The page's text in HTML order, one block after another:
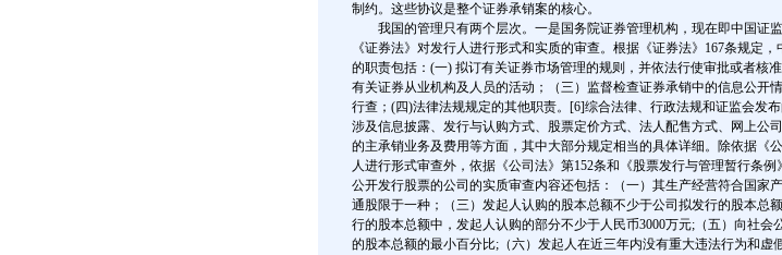
制约。这些协议是整个证券承销案的核心。
我国的管理只有两个层次。一是国务院证券管理机构，现在即中国证
《证券法》对发行人进行形式和实质的审查。根据《证券法》167条规定
的职责包括：(一) 拟订有关证券市场管理的规则，并依法行使审批或者核
有关证券从业机构及人员的活动；（三）监督检查证券承销中的信息公开
行查；(四)法律法规规定的其他职责。[6]综合法律、行政法规和证监会发
涉及信息披露、发行与认购方式、股票定价方式、法人配售方式、网上公
的主承销业务及费用等方面，其中大部分规定相当的具体详细。除依据《
人进行形式审查外，依据《公司法》第152条和《股票发行与管理暂行条
公开发行股票的公司的实质审查内容还包括：（一）其生产经营符合国家
通股限于一种；（三）发起人认购的股本总额不少于公司拟发行的股本总
行的股本总额中，发起人认购的部分不少于人民币3000万元;（五）向社会
的股本总额的最小百分比;（六）发起人在近三年内没有重大违法行为和虚